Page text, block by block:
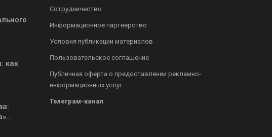
как
Сотрудничество
Информационное партнерство
Условия публикации материалов
Пользовательское соглашение
Публичная оферта о предоставлении рекламно-
информационных услуг
Телеграм-канал